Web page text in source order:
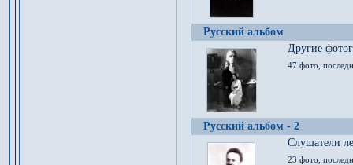
Русский альбом
Другие
47 фото,
Русский альбом - 2
Cлушатели
23 фото,